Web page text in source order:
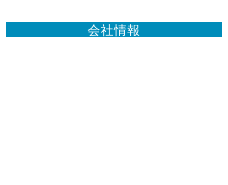
会社情報